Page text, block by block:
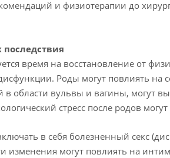
и физиотерапии до
время на восстановление от
Роды могут повлиять
в области вульвы и вагины, могут
стресс после родов
в себя болезненный секс
изменения могут повлиять на